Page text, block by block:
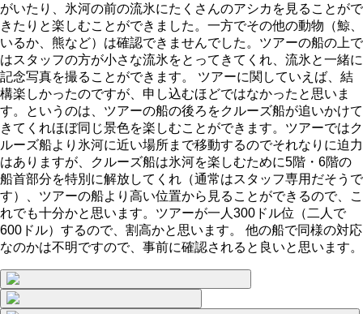
がいたり、氷河の前の流氷にたくさんのアシカを見ることがで
きたりと楽しむことができました。一方でその他の動物（鯨、
いるか、熊など）は確認できませんでした。ツアーの船の上で
はスタッフの方が小さな流氷をとってきてくれ、流氷と一緒に
記念写真を撮ることができます。 ツアーに関していえば、結
構楽しかったのですが、申し込むほどではなかったと思いま
す。というのは、ツアーの船の後ろをクルーズ船が追いかけて
きてくれほぼ同じ景色を楽しむことができます。ツアーではク
ルーズ船より氷河に近い場所まで移動するのでそれなりに迫力
はありますが、クルーズ船は氷河を楽しむために5階・6階の
船首部分を特別に解放してくれ（通常はスタッフ専用だそうで
す）、ツアーの船より高い位置から見ることができるので、こ
れでも十分かと思います。ツアーが一人300ドル位（二人で
600ドル）するので、割高かと思います。 他の船で同様の対応
なのかは不明ですので、事前に確認されると良いと思います。